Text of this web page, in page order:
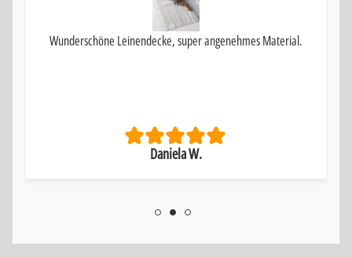
Wunderschöne Leinendecke, super angenehmes Material.
Daniela W.